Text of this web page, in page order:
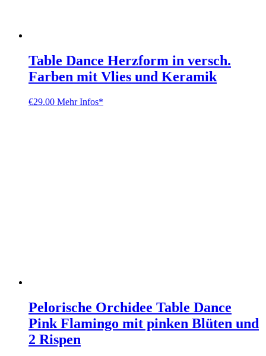
Table Dance Herzform in versch.
Farben mit Vlies und Keramik
€29.00 Mehr Infos*
Pelorische Orchidee Table Dance
Pink Flamingo mit pinken Blüten und
2 Rispen